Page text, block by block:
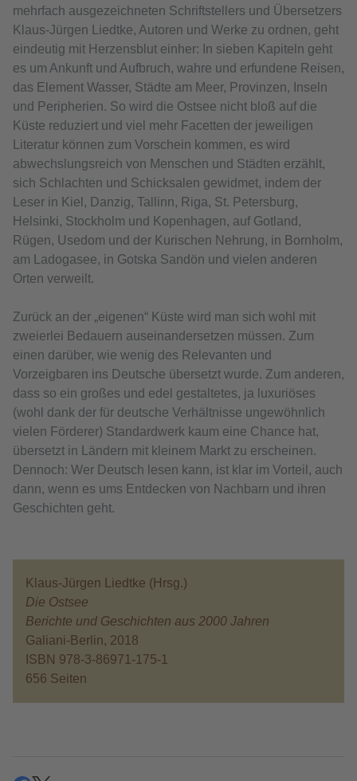
mehrfach ausgezeichneten Schriftstellers und Übersetzers
Klaus-Jürgen Liedtke, Autoren und Werke zu ordnen, geht
eindeutig mit Herzensblut einher: In sieben Kapiteln geht
es um Ankunft und Aufbruch, wahre und erfundene Reisen,
das Element Wasser, Städte am Meer, Provinzen, Inseln
und Peripherien. So wird die Ostsee nicht bloß auf die
Küste reduziert und viel mehr Facetten der jeweiligen
Literatur können zum Vorschein kommen, es wird
abwechslungsreich von Menschen und Städten erzählt,
sich Schlachten und Schicksalen gewidmet, indem der
Leser in Kiel, Danzig, Tallinn, Riga, St. Petersburg,
Helsinki, Stockholm und Kopenhagen, auf Gotland,
Rügen, Usedom und der Kurischen Nehrung, in Bornholm,
am Ladogasee, in Gotska Sandön und vielen anderen
Orten verweilt.
Zurück an der „eigenen“ Küste wird man sich wohl mit
zweierlei Bedauern auseinandersetzen müssen. Zum
einen darüber, wie wenig des Relevanten und
Vorzeigbaren ins Deutsche übersetzt wurde. Zum anderen,
dass so ein großes und edel gestaltetes, ja luxuriöses
(wohl dank der für deutsche Verhältnisse ungewöhnlich
vielen Förderer) Standardwerk kaum eine Chance hat,
übersetzt in Ländern mit kleinem Markt zu erscheinen.
Dennoch: Wer Deutsch lesen kann, ist klar im Vorteil, auch
dann, wenn es ums Entdecken von Nachbarn und ihren
Geschichten geht.
Klaus-Jürgen Liedtke (Hrsg.)
Die Ostsee
Berichte und Geschichten aus 2000 Jahren
Galiani-Berlin, 2018
ISBN 978-3-86971-175-1
656 Seiten